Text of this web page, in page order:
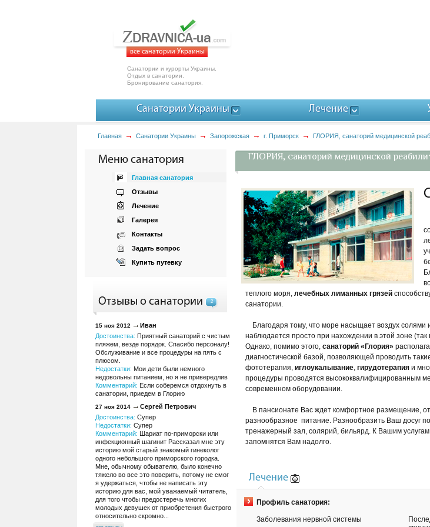
все санатории Украины
Санатории и курорты Украины.
Отдых в санатории.
Бронирование санатория.
Санатории Украины Лечение
Главная Санатории Украины Запорожская г. Приморск ГЛОРИЯ, санаторий медицинской
ГЛОРИЯ, санаторий медицинской
теплого моря, лечебных лиманных грязей
санатории.
Благодаря тому, что море насыщает воздух
наблюдается просто при нахождении в этой зоне
Однако, помимо этого, санаторий «Глория»
диагностической базой, позволяющей проводить
фототерапия, иглоукалывание, гирудотерапия и
процедуры проводятся высококвалифицированным
современном оборудовании.
В пансионате Вас ждет комфортное размещение,
разнообразное питание. Разнообразить Ваш досуг
тренажерный зал, солярий, бильярд. К Вашим услугам
запомнятся Вам надолго.
Лечение
Профиль санатория:
Заболевания нервной системы
Меню санатория
Главная санатория
Отзывы
Лечение
Галерея
Контакты
Задать вопрос
Купить путевку
Отзывы о санатории 2
15 ноя 2012
Иван
Достоинства: Приятный санаторий с чистым
пляжем, везде порядок. Спасибо персоналу!
Обслуживание и все процедуры на пять с
плюсом.
Недостатки: Мои дети были немного
недовольны питанием, но я не привередлив
Комментарий: Если соберемся отдохнуть в
санатории, приедем в Глорию
27 ноя 2014
Сергей Петрович
Достоинства: Супер
Недостатки: Супер
Комментарий: Шариат по-приморски или
инфекционный шагинит Рассказал мне эту
историю мой старый знакомый гинеколог
одного небольшого приморского городка.
Мне, обычному обывателю, было конечно
тяжело во все это поверить, потому не смог
я удержаться, чтобы не написать эту
историю для вас, мой уважаемый читатель,
для того чтобы предостеречь многих
молодых девушек от приобретения быстрого
относительно скромно...